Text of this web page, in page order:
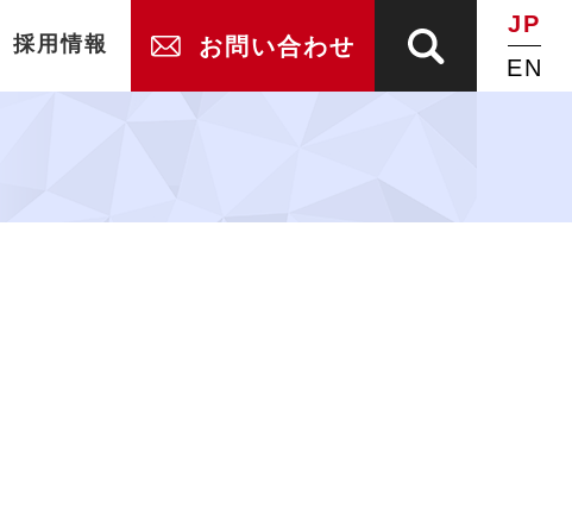
採用情報 お問い合わせ
JP
EN